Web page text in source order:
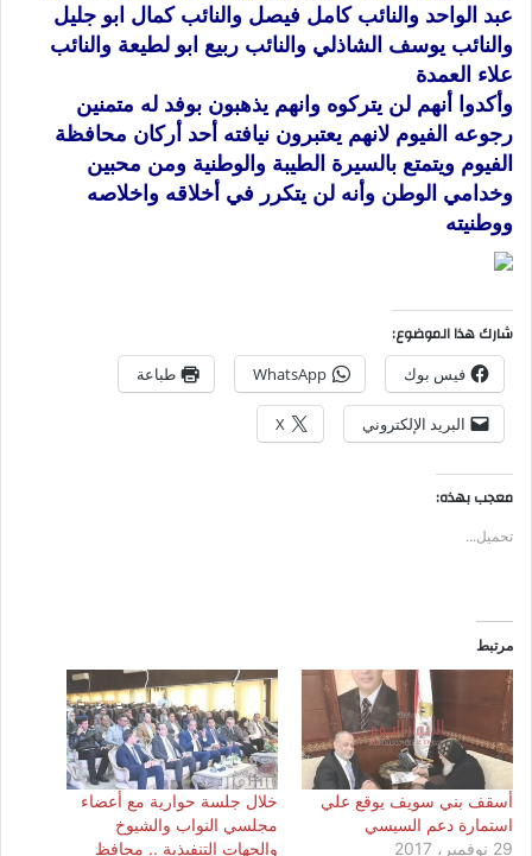
عبد الواحد والنائب كامل فيصل والنائب كمال ابو جليل
والنائب يوسف الشاذلي والنائب ربيع ابو لطيعة والنائب
علاء العمدة
وأكدوا أنهم لن يتركوه وانهم يذهبون بوفد له متمنين
رجوعه الفيوم لانهم يعتبرون نيافته أحد أركان محافظة
الفيوم ويتمتع بالسيرة الطيبة والوطنية ومن محبين
وخدامي الوطن وأنه لن يتكرر في أخلاقه واخلاصه
ووطنيته
شارك هذا الموضوع:
فيس بوك WhatsApp طباعة
البريد الإلكتروني X
معجب بهذه:
تحميل...
مرتبط
أسقف بني سويف يوقع علي
استمارة دعم السيسي
29 نوفمبر، 2017
خلال جلسة حوارية مع أعضاء
مجلسي النواب والشيوخ
والجهات التنفيذية .. محافظ